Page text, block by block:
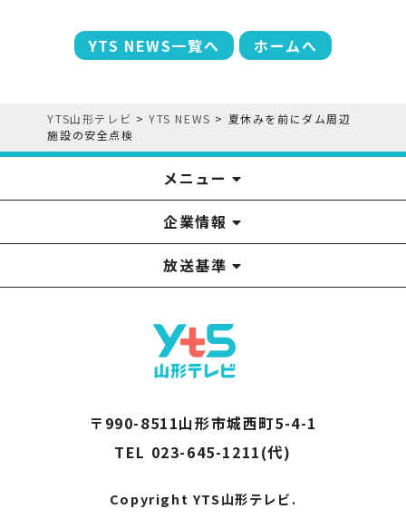
YTS NEWS一覧へ ホームへ
YTS山形テレビ >YTS NEWS > 夏休みを前にダム周辺
施設の安全点検
メニュー
YTSニュース
番組
アナウンサー
プレゼント
イベント
みるるん星人
YTS見学ツアー
番組表
お問い合わせ
企業情報
企業情報
役員構成
YTS山形テレビ SDGs 宣言
採用情報
山形テレビ人権方針
山形テレビ国民保護業務計画提出文
個人情報基本方針
情報セキュリティ基本方針
視聴データの取扱いについて
系列局一覧
中継局一覧
放送基準
〒990-8511山形市城西町5-4-1
TEL 023-645-1211(代)
Copyright YTS山形テレビ.